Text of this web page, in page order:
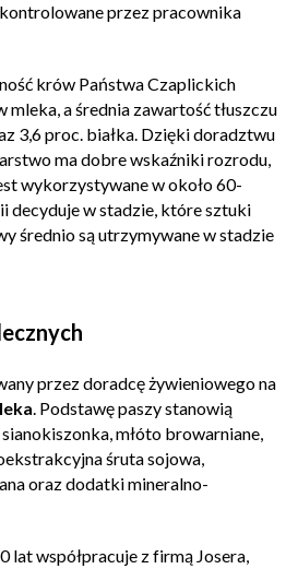
przez pracownika
krów Państwa Czaplickich
a średnia zawartość tłuszczu
3,6 proc. białka. Dzięki doradztwu
ma dobre wskaźniki rozrodu,
wykorzystywane w około 60-
decyduje w stadzie, które sztuki
średnio są utrzymywane w stadzie
przez doradcę żywieniowego na
. Podstawę paszy stanowią
młóto browarniane,
śruta sojowa,
oraz dodatki mineralno-
lat współpracuje z firmą Josera,